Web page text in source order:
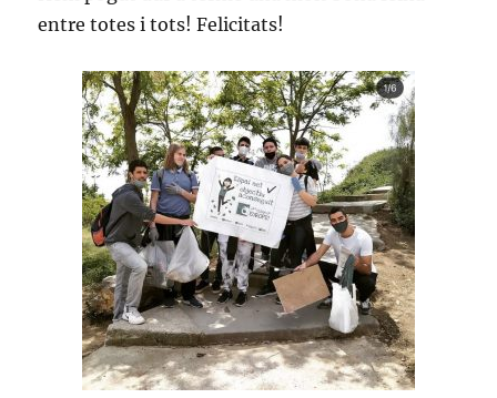
entre totes i tots! Felicitats!